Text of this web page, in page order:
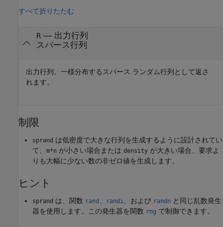
すべて折りたたむ
R— 出力行列
スパース行列
出力行列。一様分布するスパース ランダム行列として返さ
れます。
制限
sprand は低密度で大きな行列を生成するように設計されてい
て、 m*n が小さい場合または density が大きい場合、要求よ
りも大幅に少ない数の非ゼロ値を生成します。
ヒント
sprand は、関数 rand randi 、および randn と同じ乱数発生
器を使用します。この発生器を関数 rng で制御できます。